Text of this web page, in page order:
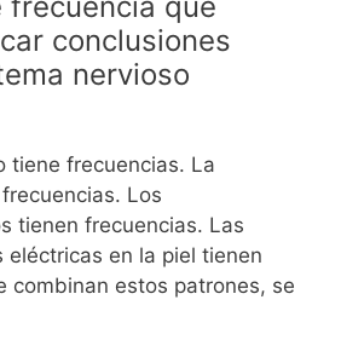
conclusiones
nervioso
tiene frecuencias. La
Los
tienen frecuencias. Las
eléctricas en la piel tienen
combinan estos patrones, se